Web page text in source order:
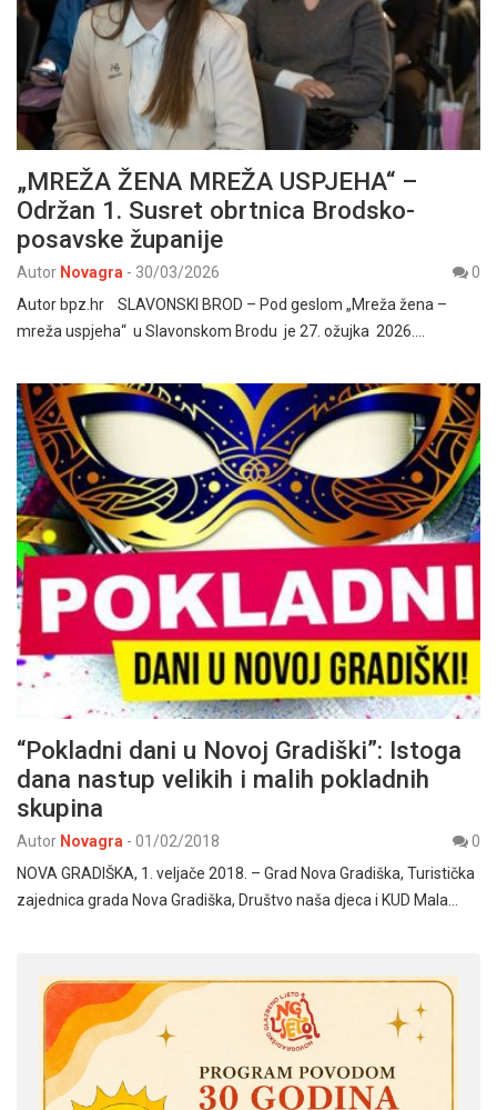
„MREŽA ŽENA MREŽA USPJEHA“ –
Održan 1. Susret obrtnica Brodsko-
posavske županije
Autor Novagra - 30/03/2026
0
Autor bpz.hr SLAVONSKI BROD – Pod geslom „Mreža žena –
mreža uspjeha“ u Slavonskom Brodu je 27. ožujka 2026.…
“Pokladni dani u Novoj Gradiški”: Istoga
dana nastup velikih i malih pokladnih
skupina
Autor Novagra - 01/02/2018
0
NOVA GRADIŠKA, 1. veljače 2018. – Grad Nova Gradiška, Turistička
zajednica grada Nova Gradiška, Društvo naša djeca i KUD Mala…